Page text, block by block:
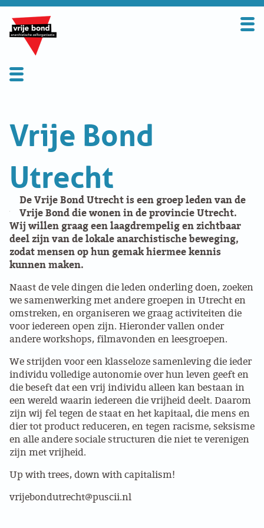
Search
for:
BOND
OVER DE VRIJE BOND
FAQ
WORD LID
CONTRIBUTIE
SOLIDARITEITSKAS
CONTACT
GROEPEN
ANARCHISTISCHE GROEP A’DAM
ANARCHISTISCH COLLECTIEF ANTWERPEN
ANARCHISTISCH COLLECTIEF BRUGGE
VB AMSTERDAM
VRIJ COLLECTIEF KORTRIJK
VB BELGIË
Appelscha
BookFair
Vrije Bond Congress
Benefiet
Concert
Discussie
lezing
Nieuws
Press release
Oproep
Vrije Bond
Utrecht
De Vrije Bond Utrecht is een groep leden van de
Vrije Bond die wonen in de provincie Utrecht.
Wij willen graag een laagdrempelig en zichtbaar
deel zijn van de lokale anarchistische beweging,
zodat mensen op hun gemak hiermee kennis
kunnen maken.
Naast de vele dingen die leden onderling doen, zoeken
we samenwerking met andere groepen in Utrecht en
omstreken, en organiseren we graag activiteiten die
voor iedereen open zijn. Hieronder vallen onder
andere workshops, filmavonden en leesgroepen.
We strijden voor een klasseloze samenleving die ieder
individu volledige autonomie over hun leven geeft en
die beseft dat een vrij individu alleen kan bestaan in
een wereld waarin iedereen die vrijheid deelt. Daarom
zijn wij fel tegen de staat en het kapitaal, die mens en
dier tot product reduceren, en tegen racisme, seksisme
en alle andere sociale structuren die niet te verenigen
zijn met vrijheid.
Up with trees, down with capitalism!
vrijebondutrecht@puscii.nl